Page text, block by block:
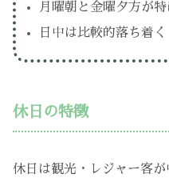
月曜朝と金曜夕方が
日中は比較的落ち着く
休日の特徴
休日は観光・レジャー客が